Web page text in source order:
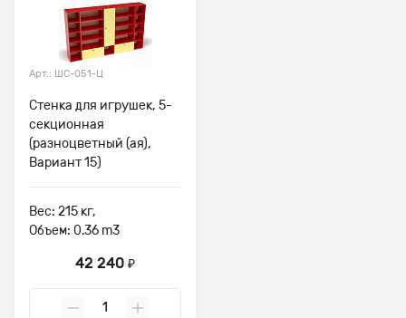
Арт.: ШС-051-Ц
Стенка для игрушек, 5-
секционная
(разноцветный (ая),
Вариант 15)
Вес: 215 кг,
Объем: 0.36 m3
42 240 ₽